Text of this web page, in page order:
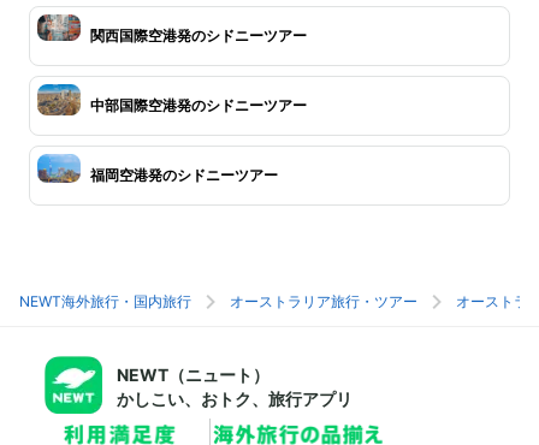
関西国際空港発のシドニーツアー
中部国際空港発のシドニーツアー
福岡空港発のシドニーツアー
NEWT海外旅行・国内旅行 オーストラリア旅行・ツアー オーストラ
NEWT（ニュート）
かしこい、おトク、旅行アプリ